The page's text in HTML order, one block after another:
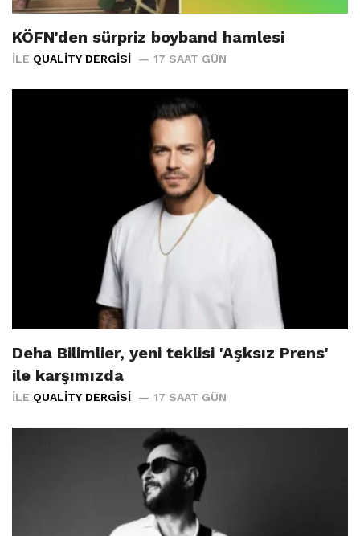
KÖFN'den sürpriz boyband hamlesi
İLE QUALITY DERGISI 17 SAAT GÜN
Deha Bilimlier, yeni teklisi 'Aşksız Prens'
ile karşımızda
İLE QUALITY DERGISI 17 SAAT GÜN